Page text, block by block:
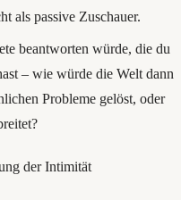
als passive Zuschauer.
beantworten würde, die du
– wie würde die Welt dann
Probleme gelöst, oder
der Intimität